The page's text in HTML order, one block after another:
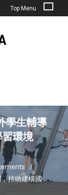
Top Menu
學生輔導
環境
持續建構國